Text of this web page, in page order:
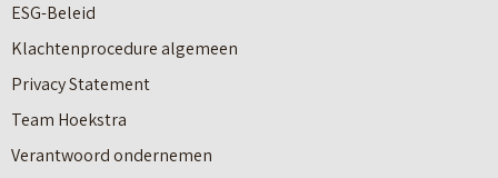
ESG-Beleid
Klachtenprocedure algemeen
Privacy Statement
Team Hoekstra
Verantwoord ondernemen